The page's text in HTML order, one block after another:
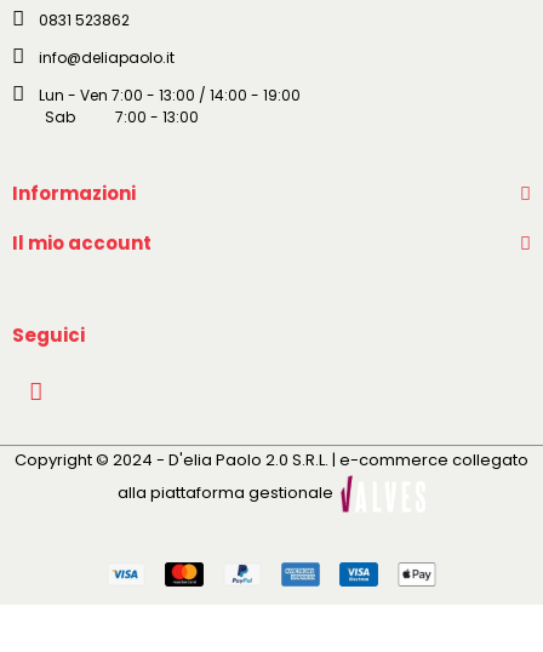
0831 523862
info@deliapaolo.it
Lun - Ven 7:00 - 13:00 / 14:00 - 19:00
Sab 7:00 - 13:00
Informazioni
Il mio account
Seguici
Copyright © 2024 - D'elia Paolo 2.0 S.R.L. | e-commerce collegato
alla piattaforma gestionale